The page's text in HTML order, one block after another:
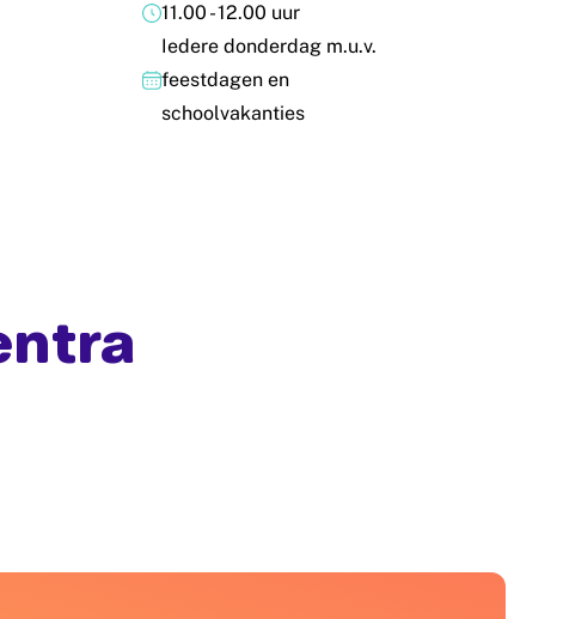
11.00 - 12.00 uur
Iedere donderdag m.u.v.
feestdagen en
schoolvakanties